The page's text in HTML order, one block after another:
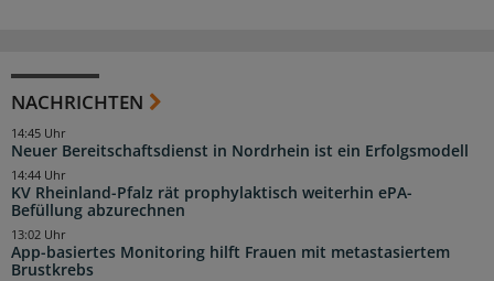
NACHRICHTEN
Neuer Bereitschaftsdienst in Nordrhein ist ein Erfolgsmodell
14:45 Uhr
KV Rheinland-Pfalz rät prophylaktisch weiterhin ePA-
Befüllung abzurechnen
14:44 Uhr
App-basiertes Monitoring hilft Frauen mit metastasiertem
Brustkrebs
13:02 Uhr